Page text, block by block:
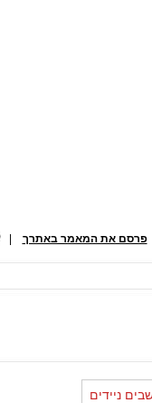
פרסם את המאמר באתרך |
ניידים